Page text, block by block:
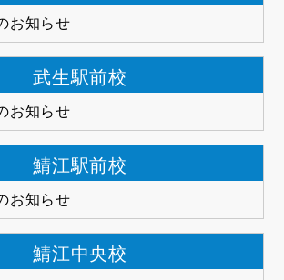
お知らせ
武生駅前校
お知らせ
鯖江駅前校
お知らせ
鯖江中央校